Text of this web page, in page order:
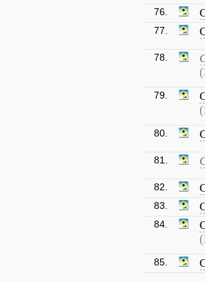
76.
77.
78.
79.
80.
81.
82.
83.
84.
85.